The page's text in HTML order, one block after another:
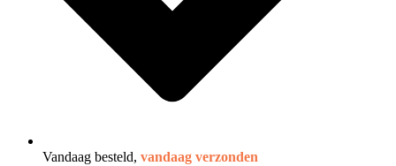
Vandaag besteld, vandaag verzonden